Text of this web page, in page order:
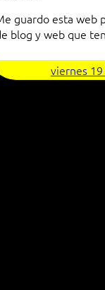
guardo esta web
blog y web que
viernes